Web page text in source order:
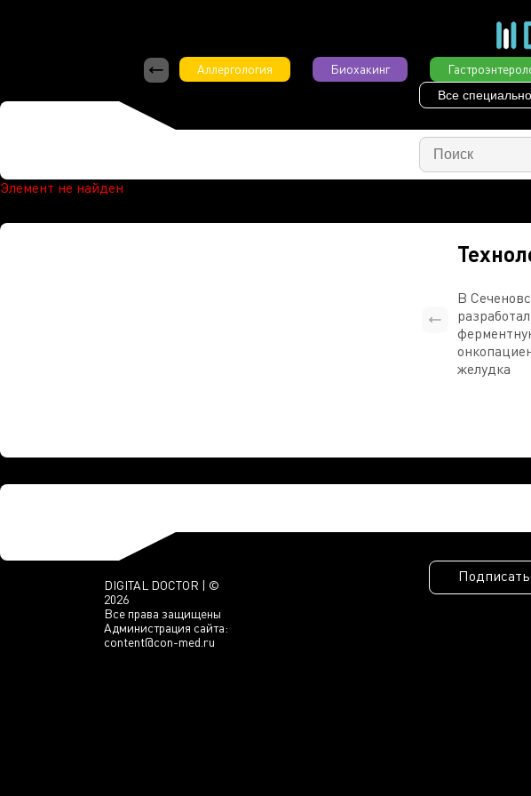
Аллергология
Биохакинг
Все
Элемент не найден
В
желудка
DIGITAL DOCTOR | ©
2026
Все права защищены
Администрация сайта:
content@con-med.ru